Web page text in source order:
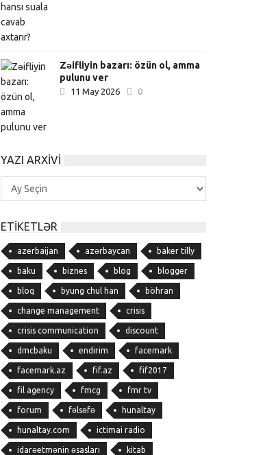
Zəifliyin bazarı: özün ol, amma
pulunu ver
11 May 2026 0
YAZI ARXIVI
Yazı
Arxivi
ETIKETLƏR
azerbaijan azərbaycan baker tilly
baku biznes blog blogger
bloq byung chul han böhran
change management crisis
crisis communication discount
dmcbaku endirim facemark
facemark.az fif.az fif2017
fil agency fmcg fmr tv
forum fəlsəfə hunaltay
hunaltay.com ictimai radio
idarəetmənin əsasları kitab